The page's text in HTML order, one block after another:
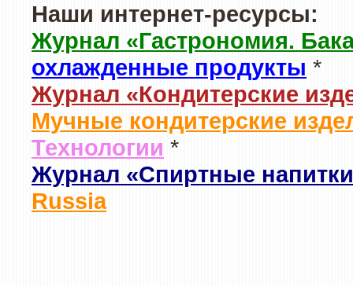
Наши интернет-ресурсы:
Журнал «Гастрономия.
охлажденные продукты *
Журнал «Кондитерские
Мучные кондитерские
Технологии *
Журнал «Спиртные
Russia